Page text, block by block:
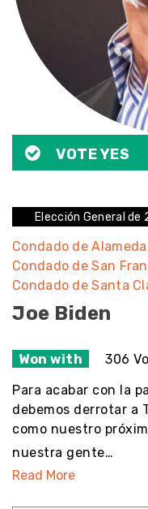
VOTE YES
Elección General de
Condado de
Condado de San
Condado de Santa
Joe Biden
Won with 306
Para acabar con la
debemos derrotar a
como nuestro
nuestra gente…
Read More